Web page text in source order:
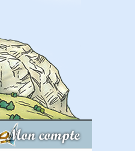
Mon compte